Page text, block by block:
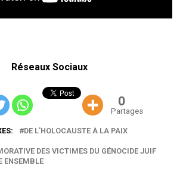
Réseaux Sociaux
0
Partages
DE L'HOLOCAUSTE À LA PAIX
DES VICTIMES DU GÉNOCIDE JUIF
ENSEMBLE